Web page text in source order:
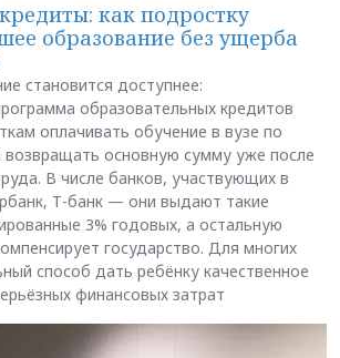
как подростку
образование без ущерба
становится доступнее:
образовательных кредитов
оплачивать обучение в вузе по
возвращать основную сумму уже после
В числе банков, участвующих в
Т-банк — они выдают такие
3% годовых, а остальную
государство. Для многих
способ дать ребёнку качественное
финансовых затрат